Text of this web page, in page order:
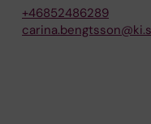
+46852486289